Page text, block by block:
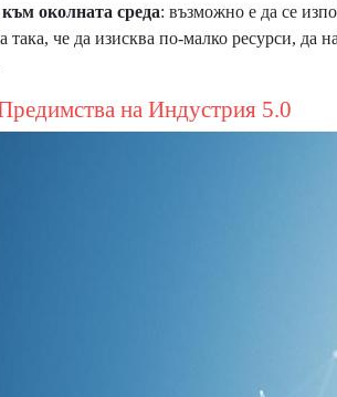
околната среда: възможно е да се
така, че да изисква по-малко ресурси, да
на Индустрия 5.0